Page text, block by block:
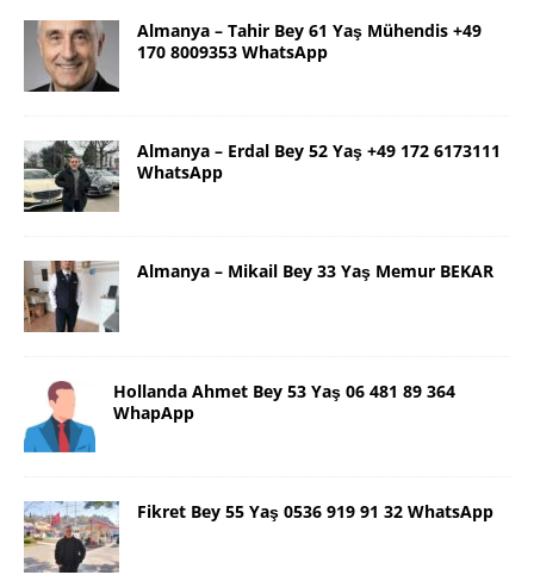
Almanya – Tahir Bey 61 Yaş Mühendis +49
170 8009353 WhatsApp
Almanya – Erdal Bey 52 Yaş +49 172 6173111
WhatsApp
Almanya – Mikail Bey 33 Yaş Memur BEKAR
Hollanda Ahmet Bey 53 Yaş 06 481 89 364
WhapApp
Fikret Bey 55 Yaş 0536 919 91 32 WhatsApp